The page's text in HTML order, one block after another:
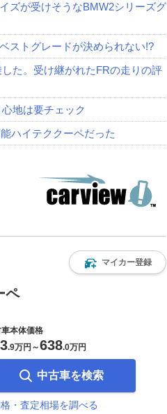
ズが受けそうなBMW2シリーズグ
ストグレードが決められない!?
た。受け継がれたFRの走りの評
地は要チェック
ハイテククーペだった
マイカー登録
ペ
本体価格
.9万円 ～638.0万円
中古車を検索
・査定相場を調べる